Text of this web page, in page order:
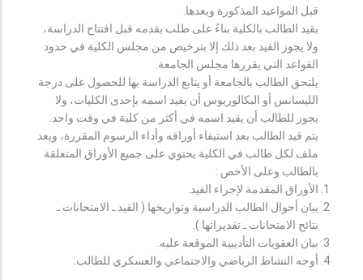
قبل المواعيد المذكورة وبعدها.
يقيد الطالب بالكلية بناءً على طلب يقدمه قبل افتتاح الدراسة،
ولا يجوز القيد بعد ذلك إلا بترخيص من مجلس الكلية في حدود
القواعد التي يقررها مجلس الجامعة.
يلتحق الطالب بالجامعة أو يتابع الدراسة بها للحصول على درجة
الليسانس أو البكالوريوس أن يقيد اسمه بإحدى الكليات، ولا
يجوز للطالب أن يقيد اسمه في أكثر من كلية في وقت واحد.
يتم قيد الطالب بعد استيفاء أوراقه وأداء الرسوم المقررة، ويعد
ملف لكل طالب في الكلية يحتوي على جميع الأوراق المتعلقة
بالطالب وعلى الأخص :
الأوراق المقدمة لإجراء القيد.
بيان أحوال الطالب الدراسية وتواريخها ( القيد ـ الامتحانات ـ
نتائح الامتحانات ـ تقديراتها ).
بيان العقوبات التأديبية الموقعة عليه.
أوجه النشاط الرياضي والاجتماعي والعسكري للطالب.